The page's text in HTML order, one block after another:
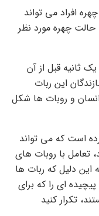
افراد می تواند
چهره مورد نظر
ثانیه قبل از آن
این ربات
انسان و روبات ها شکل
است که می تواند
تعامل با روبات های
دلیل که ربات ها
ای را که برای
تکرار کنید